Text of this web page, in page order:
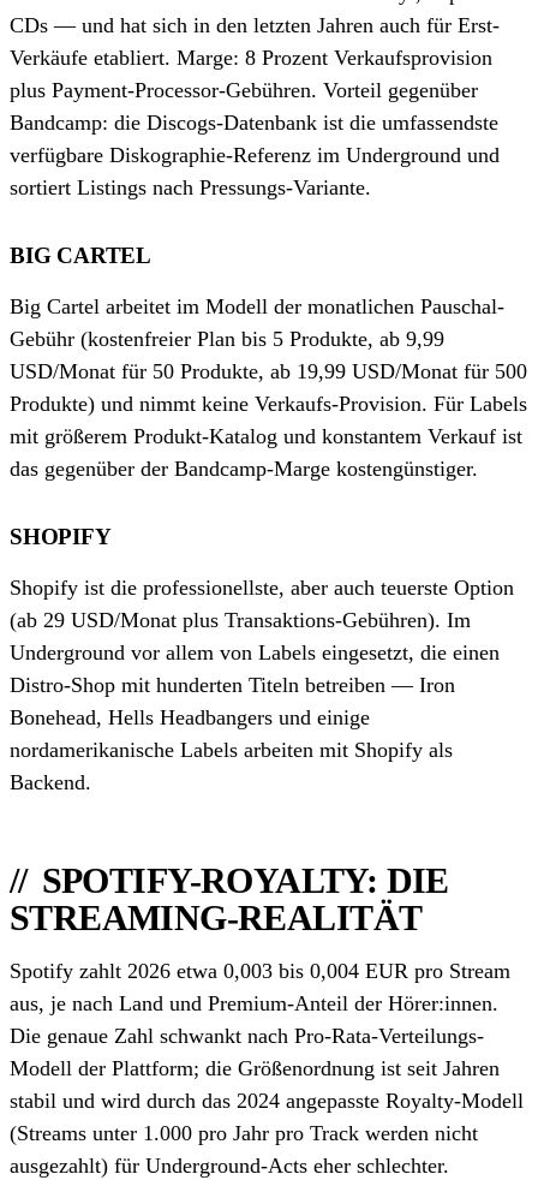
CDs — und hat sich in den letzten Jahren auch für Erst-
Verkäufe etabliert. Marge: 8 Prozent Verkaufsprovision
plus Payment-Processor-Gebühren. Vorteil gegenüber
Bandcamp: die Discogs-Datenbank ist die umfassendste
verfügbare Diskographie-Referenz im Underground und
sortiert Listings nach Pressungs-Variante.
BIG CARTEL
Big Cartel arbeitet im Modell der monatlichen Pauschal-
Gebühr (kostenfreier Plan bis 5 Produkte, ab 9,99
USD/Monat für 50 Produkte, ab 19,99 USD/Monat für 500
Produkte) und nimmt keine Verkaufs-Provision. Für Labels
mit größerem Produkt-Katalog und konstantem Verkauf ist
das gegenüber der Bandcamp-Marge kostengünstiger.
SHOPIFY
Shopify ist die professionellste, aber auch teuerste Option
(ab 29 USD/Monat plus Transaktions-Gebühren). Im
Underground vor allem von Labels eingesetzt, die einen
Distro-Shop mit hunderten Titeln betreiben — Iron
Bonehead, Hells Headbangers und einige
nordamerikanische Labels arbeiten mit Shopify als
Backend.
SPOTIFY-ROYALTY: DIE
STREAMING-REALITÄT
Spotify zahlt 2026 etwa 0,003 bis 0,004 EUR pro Stream
aus, je nach Land und Premium-Anteil der Hörer:innen.
Die genaue Zahl schwankt nach Pro-Rata-Verteilungs-
Modell der Plattform; die Größenordnung ist seit Jahren
stabil und wird durch das 2024 angepasste Royalty-Modell
(Streams unter 1.000 pro Jahr pro Track werden nicht
ausgezahlt) für Underground-Acts eher schlechter.